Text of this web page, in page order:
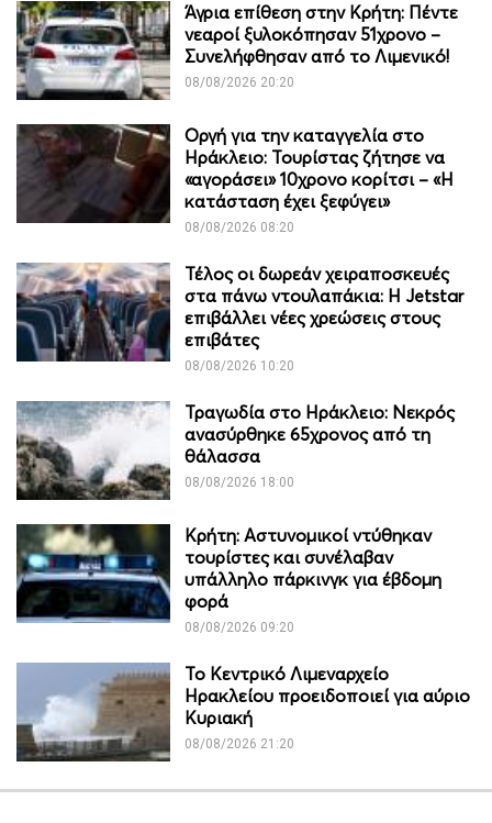
Άγρια επίθεση στην Κρήτη: Πέντε
νεαροί ξυλοκόπησαν 51χρονο –
Συνελήφθησαν από το Λιμενικό!
08/08/2026 20:20
Οργή για την καταγγελία στο
Ηράκλειο: Τουρίστας ζήτησε να
«αγοράσει» 10χρονο κορίτσι – «Η
κατάσταση έχει ξεφύγει»
08/08/2026 08:20
Τέλος οι δωρεάν χειραποσκευές
στα πάνω ντουλαπάκια: Η Jetstar
επιβάλλει νέες χρεώσεις στους
επιβάτες
08/08/2026 10:20
Τραγωδία στο Ηράκλειο: Νεκρός
ανασύρθηκε 65χρονος από τη
θάλασσα
08/08/2026 18:00
Κρήτη: Αστυνομικοί ντύθηκαν
τουρίστες και συνέλαβαν
υπάλληλο πάρκινγκ για έβδομη
φορά
08/08/2026 09:20
Το Κεντρικό Λιμεναρχείο
Ηρακλείου προειδοποιεί για αύριο
Κυριακή
08/08/2026 21:20